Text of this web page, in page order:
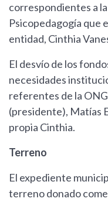
correspondientes a
Psicopedagogía que
entidad, Cinthia
El desvío de los
necesidades
referentes de la
(presidente), Matías
propia Cinthia.
Terreno
El expediente
terreno donado